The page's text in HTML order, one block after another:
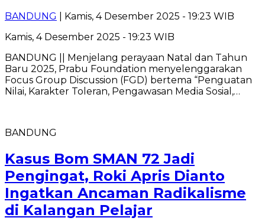
BANDUNG
| Kamis, 4 Desember 2025 - 19:23 WIB
Kamis, 4 Desember 2025 - 19:23 WIB
BANDUNG || Menjelang perayaan Natal dan Tahun
Baru 2025, Prabu Foundation menyelenggarakan
Focus Group Discussion (FGD) bertema “Penguatan
Nilai, Karakter Toleran, Pengawasan Media Sosial,…
BANDUNG
Kasus Bom SMAN 72 Jadi
Pengingat, Roki Apris Dianto
Ingatkan Ancaman Radikalisme
di Kalangan Pelajar